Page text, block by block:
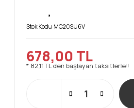
Stok Kodu:MC20SU6V
678,00 TL
* 82,11 TL den başlayan taksitlerle!!